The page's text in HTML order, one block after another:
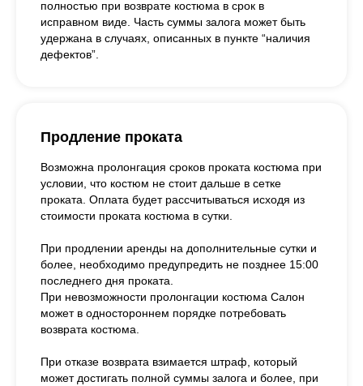
полностью при возврате костюма в срок в
исправном виде. Часть суммы залога может быть
удержана в случаях, описанных в пункте “наличия
дефектов”.
Продление проката
Возможна пролонгация сроков проката костюма при
условии, что костюм не стоит дальше в сетке
проката. Оплата будет рассчитываться исходя из
стоимости проката костюма в сутки.
При продлении аренды на дополнительные сутки и
более, необходимо предупредить не позднее 15:00
последнего дня проката.
При невозможности пролонгации костюма Салон
может в одностороннем порядке потребовать
возврата костюма.
При отказе возврата взимается штраф, который
может достигать полной суммы залога и более, при